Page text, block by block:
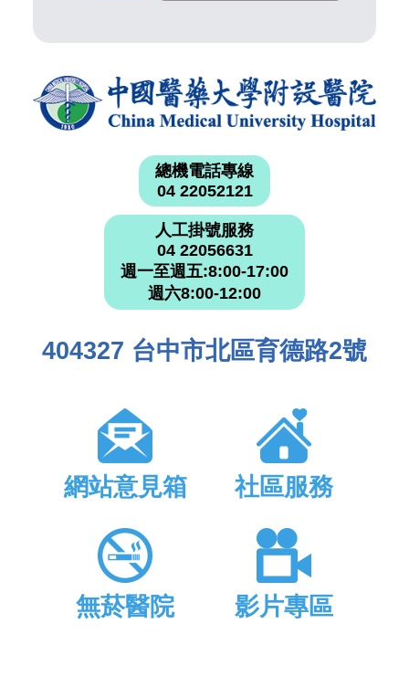
總機電話專線
04 22052121
人工掛號服務
04 22056631
週一至週五:8:00-17:00
週六8:00-12:00
404327 台中市北區育德路2號
網站意見箱 社區服務
無菸醫院 影片專區